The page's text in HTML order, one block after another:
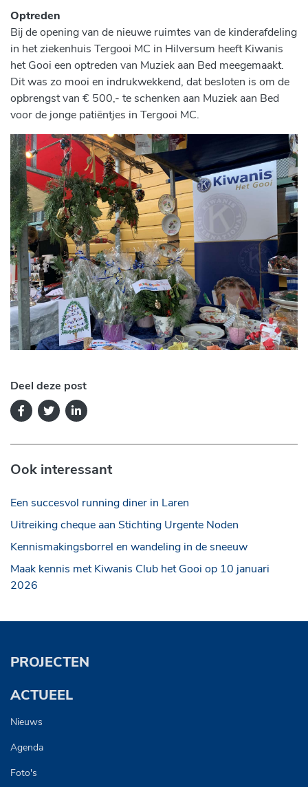
Optreden
Bij de opening van de nieuwe ruimtes van de kinderafdeling
in het ziekenhuis Tergooi MC in Hilversum heeft Kiwanis
het Gooi een optreden van Muziek aan Bed meegemaakt.
Dit was zo mooi en indrukwekkend, dat besloten is om de
opbrengst van € 500,- te schenken aan Muziek aan Bed
voor de jonge patiëntjes in Tergooi MC.
Deel deze post
Ook interessant
Een succesvol running diner in Laren
Uitreiking cheque aan Stichting Urgente Noden
Kennismakingsborrel en wandeling in de sneeuw
Maak kennis met Kiwanis Club het Gooi op 10 januari
2026
PROJECTEN
ACTUEEL
Nieuws
Agenda
Foto's